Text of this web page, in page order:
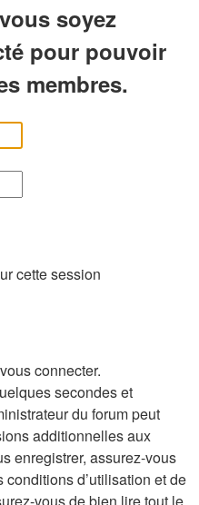
soyez
pour pouvoir
membres.
cette session
connecter.
secondes et
du forum peut
additionnelles aux
enregistrer, assurez-vous
d’utilisation et de